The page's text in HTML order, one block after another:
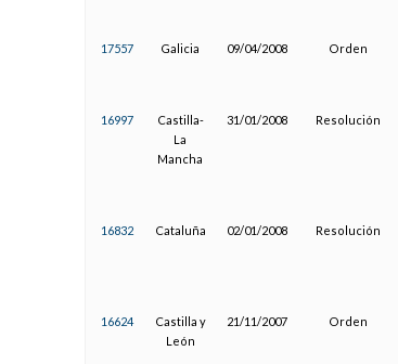
17557 Galicia 09/04/2008 Orden
16997
Castilla-
La
Mancha
31/01/2008 Resolución
16832 Cataluña 02/01/2008 Resolución
16624
Castilla y
León
21/11/2007 Orden